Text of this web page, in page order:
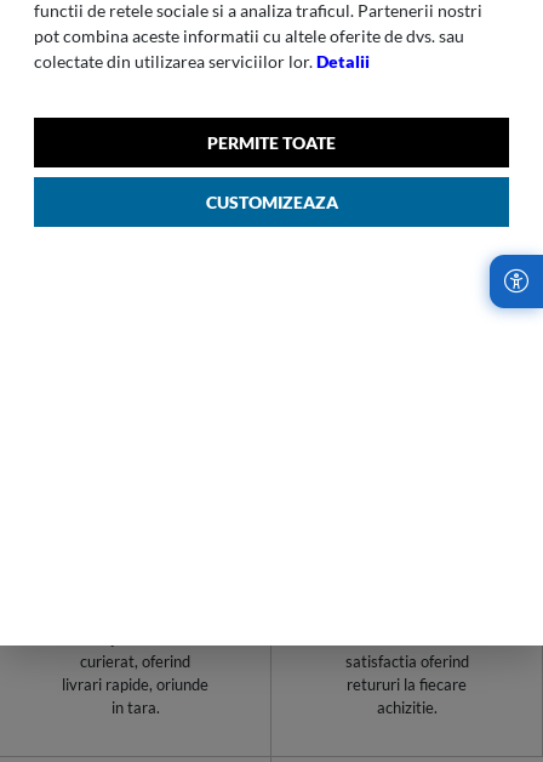
functii de retele sociale si a analiza traficul. Partenerii nostri
pot combina aceste informatii cu altele oferite de dvs. sau
colectate din utilizarea serviciilor lor.Detalii
PERMITE TOATE
CUSTOMIZEAZA
curierat, oferind
livrari rapide, oriunde
in tara.
satisfactia oferind
retururi la fiecare
achizitie.